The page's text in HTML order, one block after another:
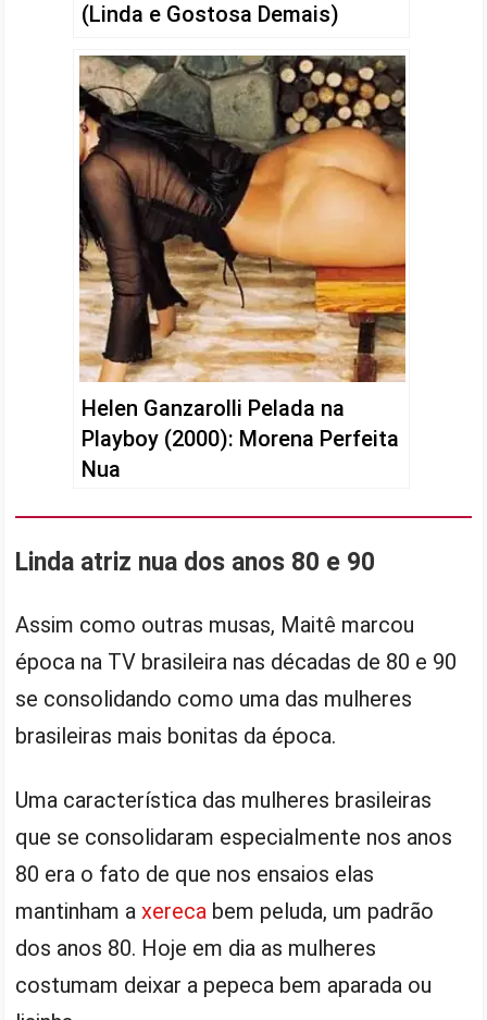
(Linda e Gostosa Demais)
Helen Ganzarolli Pelada na
Playboy (2000): Morena Perfeita
Nua
Linda atriz nua dos anos 80 e 90
Assim como outras musas, Maitê marcou
época na TV brasileira nas décadas de 80 e 90
se consolidando como uma das mulheres
brasileiras mais bonitas da época.
Uma característica das mulheres brasileiras
que se consolidaram especialmente nos anos
80 era o fato de que nos ensaios elas
mantinham axereca bem peluda, um padrão
dos anos 80. Hoje em dia as mulheres
costumam deixar a pepeca bem aparada ou